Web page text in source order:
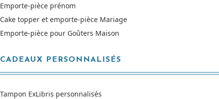
Emporte-pièce prénom
Cake topper et emporte-pièce Mariage
Emporte-pièce pour Goûters Maison
CADEAUX PERSONNALISÉS
Tampon ExLibris personnalisés